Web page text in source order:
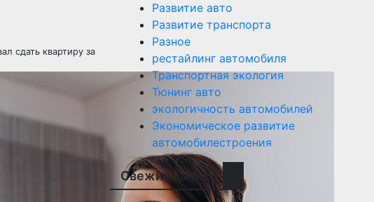
сдать квартиру за
Развитие авто
Развитие транспорта
Разное
рестайлинг автомобиля
Транспортная экология
Тюнинг авто
экологичность автомобилей
Экономическое развитие
автомобилестроения
Свежие записи